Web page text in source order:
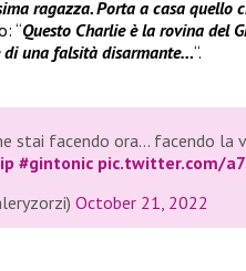
ragazza. Porta a casa quello
“Questo Charlie è la rovina del
di una falsità disarmante…“.
stai facendo ora… facendo la
#gintonic pic.twitter.com/
October 21, 2022